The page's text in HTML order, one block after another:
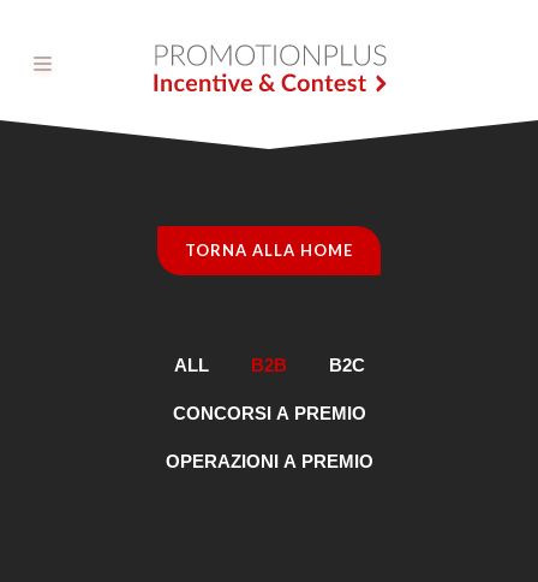
TORNA ALLA HOME
ALL B2B B2C
CONCORSI A PREMIO
OPERAZIONI A PREMIO